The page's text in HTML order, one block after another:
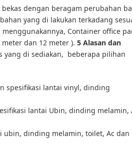
dengan beragam perubahan
yang di lakukan terkadang
Container office
dan 12 meter ). 5 Alasan dan
yang di sediakan, beberapa pilihan
spesifikasi lantai vinyl, dinding
lantai Ubin, dinding melamin,
ubin, dinding melamin, toilet, Ac dan